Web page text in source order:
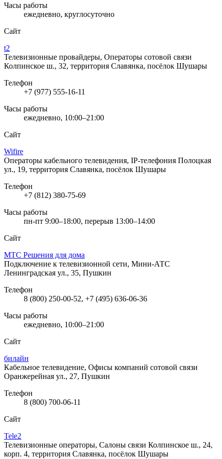
Часы работы
ежедневно, круглосуточно
Сайт
t2
Телевизионные провайдеры, Операторы сотовой связи
Колпинское ш., 32, территория Славянка, посёлок Шушары
Телефон
+7 (977) 555-16-11
Часы работы
ежедневно, 10:00–21:00
Сайт
Wifire
Операторы кабельного телевидения, IP-телефония Полоцкая
ул., 19, территория Славянка, посёлок Шушары
Телефон
+7 (812) 380-75-69
Часы работы
пн-пт 9:00–18:00, перерыв 13:00–14:00
Сайт
МТС Решения для дома
Подключение к телевизионной сети, Мини-АТС
Ленинградская ул., 35, Пушкин
Телефон
8 (800) 250-00-52, +7 (495) 636-06-36
Часы работы
ежедневно, 10:00–21:00
Сайт
билайн
Кабельное телевидение, Офисы компаний сотовой связи
Оранжерейная ул., 27, Пушкин
Телефон
8 (800) 700-06-11
Сайт
Tele2
Телевизионные операторы, Салоны связи Колпинское ш., 24,
корп. 4, территория Славянка, посёлок Шушары